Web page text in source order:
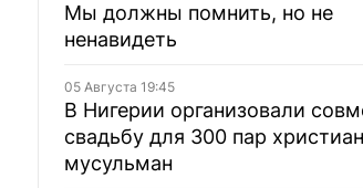
Мы должны помнить, но не
ненавидеть
05 Августа 19:45
В Нигерии организовали
свадьбу для 300 пар
мусульман